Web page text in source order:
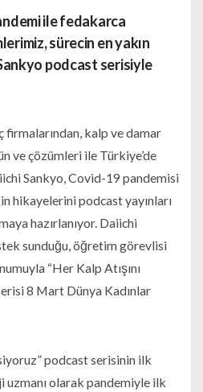
ile fedakarca
sürecin en yakın
podcast serisiyle
firmalarından, kalp ve damar
ve çözümleri ile Türkiye’de
Sankyo, Covid-19 pandemisi
hikayelerini podcast yayınları
hazırlanıyor. Daiichi
sunduğu, öğretim görevlisi
“Her Kalp Atışını
8 Mart Dünya Kadınlar
podcast serisinin ilk
olarak pandemiyle ilk